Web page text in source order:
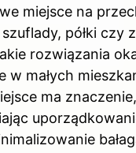
miejsce na
półki czy
rozwiązania
w małych
ma znaczenie,